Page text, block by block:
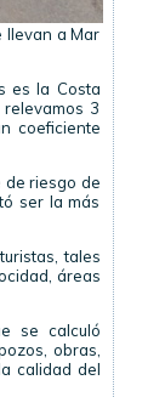
llevan a Mar
es la Costa
3
coeficiente
de riesgo de
ser la más
tales
áreas
se calculó
obras,
calidad del